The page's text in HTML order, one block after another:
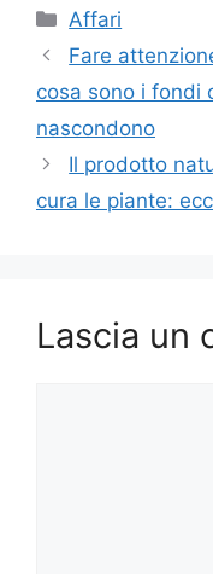
Categorie
Affari
Fare
cosa sono i fondi
nascondono
Il prodotto
cura le piante:
Lascia un